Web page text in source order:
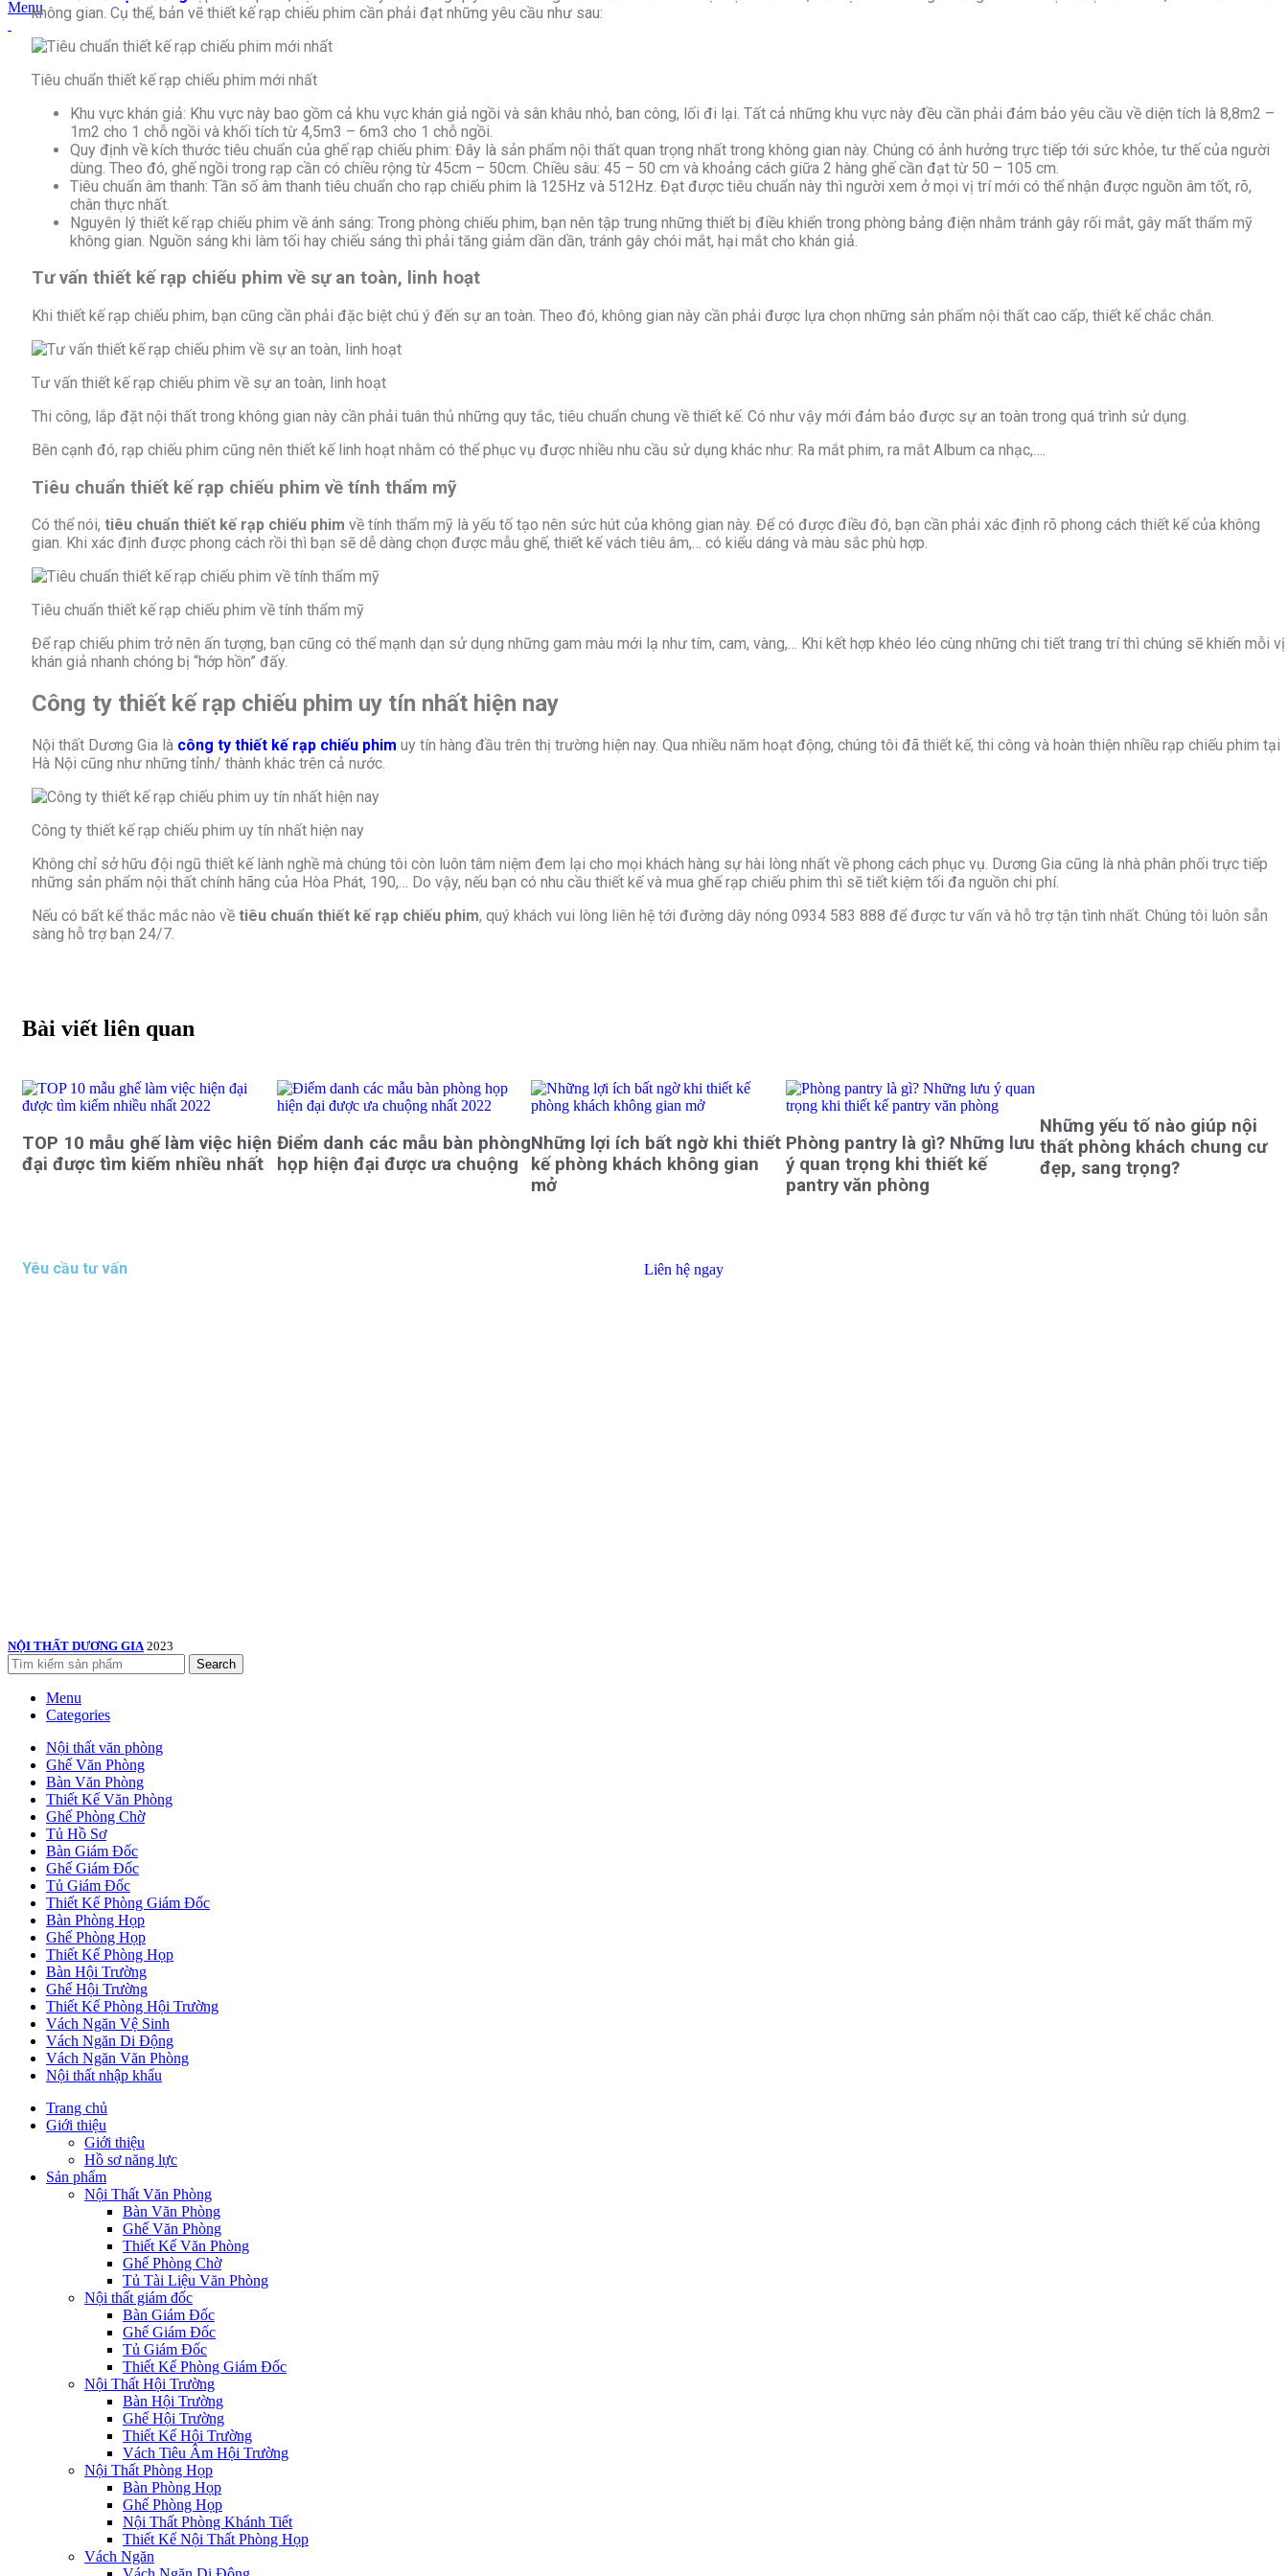
Menukhông gian. Cụ thể, bản vẽ thiết kế rạp chiếu phim cần phải đạt những yêu cầu như sau:
Tiêu chuẩn thiết kế rạp chiếu phim mới nhất
Khu vực khán giả: Khu vực này bao gồm cả khu vực khán giả ngồi và sân khâu nhỏ, ban công, lối đi lại. Tất cả những khu vực này đều cần phải đảm bảo yêu cầu về diện tích là 8,8m2 –
1m2 cho 1 chỗ ngồi và khối tích từ 4,5m3 – 6m3 cho 1 chỗ ngồi.
Quy định về kích thước tiêu chuẩn của ghế rạp chiếu phim: Đây là sản phẩm nội thất quan trọng nhất trong không gian này. Chúng có ảnh hưởng trực tiếp tới sức khỏe, tư thế của người
dùng. Theo đó, ghế ngồi trong rạp cần có chiều rộng từ 45cm – 50cm. Chiều sâu: 45 – 50 cm và khoảng cách giữa 2 hàng ghế cần đạt từ 50 – 105 cm.
Tiêu chuẩn âm thanh: Tần số âm thanh tiêu chuẩn cho rạp chiếu phim là 125Hz và 512Hz. Đạt được tiêu chuẩn này thì người xem ở mọi vị trí mới có thể nhận được nguồn âm tốt, rõ,
chân thực nhất.
Nguyên lý thiết kế rạp chiếu phim về ánh sáng: Trong phòng chiếu phim, bạn nên tập trung những thiết bị điều khiển trong phòng bảng điện nhằm tránh gây rối mắt, gây mất thẩm mỹ
không gian. Nguồn sáng khi làm tối hay chiếu sáng thì phải tăng giảm dần dần, tránh gây chói mắt, hại mắt cho khán giả.
Tư vấn thiết kế rạp chiếu phim về sự an toàn, linh hoạt
Khi thiết kế rạp chiếu phim, bạn cũng cần phải đặc biệt chú ý đến sự an toàn. Theo đó, không gian này cần phải được lựa chọn những sản phẩm nội thất cao cấp, thiết kế chắc chắn.
Tư vấn thiết kế rạp chiếu phim về sự an toàn, linh hoạt
Thi công, lắp đặt nội thất trong không gian này cần phải tuân thủ những quy tắc, tiêu chuẩn chung về thiết kế. Có như vậy mới đảm bảo được sự an toàn trong quá trình sử dụng.
Bên cạnh đó, rạp chiếu phim cũng nên thiết kế linh hoạt nhằm có thể phục vụ được nhiều nhu cầu sử dụng khác như: Ra mắt phim, ra mắt Album ca nhạc,….
Tiêu chuẩn thiết kế rạp chiếu phim về tính thẩm mỹ
Có thể nói, tiêu chuẩn thiết kế rạp chiếu phim về tính thẩm mỹ là yếu tố tạo nên sức hút của không gian này. Để có được điều đó, bạn cần phải xác định rõ phong cách thiết kế của không
gian. Khi xác định được phong cách rồi thì bạn sẽ dễ dàng chọn được mẫu ghế, thiết kế vách tiêu âm,… có kiểu dáng và màu sắc phù hợp.
Tiêu chuẩn thiết kế rạp chiếu phim về tính thẩm mỹ
Để rạp chiếu phim trở nên ấn tượng, bạn cũng có thể mạnh dạn sử dụng những gam màu mới lạ như tím, cam, vàng,… Khi kết hợp khéo léo cùng những chi tiết trang trí thì chúng sẽ khiến mỗi vị
khán giả nhanh chóng bị “hớp hồn” đấy.
Công ty thiết kế rạp chiếu phim uy tín nhất hiện nay
Nội thất Dương Gia là công ty thiết kế rạp chiếu phim uy tín hàng đầu trên thị trường hiện nay. Qua nhiều năm hoạt động, chúng tôi đã thiết kế, thi công và hoàn thiện nhiều rạp chiếu phim tại
Hà Nội cũng như những tỉnh/ thành khác trên cả nước.
Công ty thiết kế rạp chiếu phim uy tín nhất hiện nay
Không chỉ sở hữu đội ngũ thiết kế lành nghề mà chúng tôi còn luôn tâm niệm đem lại cho mọi khách hàng sự hài lòng nhất về phong cách phục vụ. Dương Gia cũng là nhà phân phối trực tiếp
những sản phẩm nội thất chính hãng của Hòa Phát, 190,… Do vậy, nếu bạn có nhu cầu thiết kế và mua ghế rạp chiếu phim thì sẽ tiết kiệm tối đa nguồn chi phí.
Nếu có bất kể thắc mắc nào về tiêu chuẩn thiết kế rạp chiếu phim, quý khách vui lòng liên hệ tới đường dây nóng 0934 583 888 để được tư vấn và hỗ trợ tận tình nhất. Chúng tôi luôn sẵn
sàng hỗ trợ bạn 24/7.
Bài viết liên quan
TOP 10 mẫu ghế làm việc hiện
đại được tìm kiếm nhiều nhất
Điểm danh các mẫu bàn phòng
họp hiện đại được ưa chuộng
Những lợi ích bất ngờ khi thiết
kế phòng khách không gian
mở
Phòng pantry là gì? Những lưu
ý quan trọng khi thiết kế
pantry văn phòng
Những yếu tố nào giúp nội
thất phòng khách chung cư
đẹp, sang trọng?
Yêu cầu tư vấn Liên hệ ngay
NỘI THẤT DƯƠNG GIA 2023
Search
Menu
Categories
Nội thất văn phòng
Ghế Văn Phòng
Bàn Văn Phòng
Thiết Kế Văn Phòng
Ghế Phòng Chờ
Tủ Hồ Sơ
Bàn Giám Đốc
Ghế Giám Đốc
Tủ Giám Đốc
Thiết Kế Phòng Giám Đốc
Bàn Phòng Họp
Ghế Phòng Họp
Thiết Kế Phòng Họp
Bàn Hội Trường
Ghế Hội Trường
Thiết Kế Phòng Hội Trường
Vách Ngăn Vệ Sinh
Vách Ngăn Di Động
Vách Ngăn Văn Phòng
Nội thất nhập khẩu
Trang chủ
Giới thiệu
Giới thiệu
Hồ sơ năng lực
Sản phẩm
Nội Thất Văn Phòng
Bàn Văn Phòng
Ghế Văn Phòng
Thiết Kế Văn Phòng
Ghế Phòng Chờ
Tủ Tài Liệu Văn Phòng
Nội thất giám đốc
Bàn Giám Đốc
Ghế Giám Đốc
Tủ Giám Đốc
Thiết Kế Phòng Giám Đốc
Nội Thất Hội Trường
Bàn Hội Trường
Ghế Hội Trường
Thiết Kế Hội Trường
Vách Tiêu Âm Hội Trường
Nội Thất Phòng Họp
Bàn Phòng Họp
Ghế Phòng Họp
Nội Thất Phòng Khánh Tiết
Thiết Kế Nội Thất Phòng Họp
Vách Ngăn